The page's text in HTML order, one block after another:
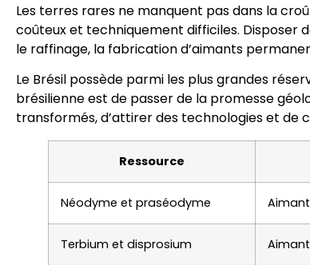
Les terres rares ne manquent pas dans la
coûteux et techniquement difficiles. Disposer
le raffinage, la fabrication d’aimants
Le Brésil possède parmi les plus grandes
brésilienne est de passer de la promesse
transformés, d’attirer des technologies et de
Ressource
Néodyme et praséodyme
Terbium et disprosium